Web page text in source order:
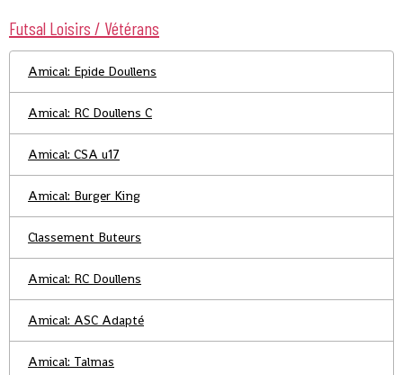
Futsal Loisirs / Vétérans
Amical: Epide Doullens
Amical: RC Doullens C
Amical: CSA u17
Amical: Burger King
Classement Buteurs
Amical: RC Doullens
Amical: ASC Adapté
Amical: Talmas